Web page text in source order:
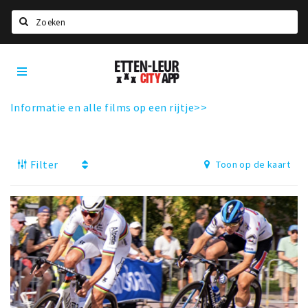
Home
Agenda
Nieuws, interviews & blogs
Eten
Drinken
Slapen
Recreatief
Winkels
Etten-
Leur
App
Informatie en alle films op een rijtje>>
Filter Toon op de kaart